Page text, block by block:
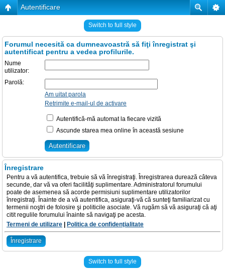
Autentificare
Switch to full style
Forumul necesită ca dumneavoastră să fiţi înregistrat şi
autentificat pentru a vedea profilurile.
Nume
utilizator:
Parolă:
Am uitat parola
Retrimite e-mail-ul de activare
Autentifică-mă automat la fiecare vizită
Ascunde starea mea online în această sesiune
Înregistrare
Pentru a vă autentifica, trebuie să vă înregistraţi. Înregistrarea durează câteva
secunde, dar vă va oferi facilităţi suplimentare. Administratorul forumului
poate de asemenea să acorde permisiuni suplimentare utilizatorilor
înregistraţi. Înainte de a vă autentifica, asiguraţi-vă că sunteţi familiarizat cu
termenii noştri de folosire şi politicile asociate. Vă rugăm să vă asiguraţi că aţi
citit regulile forumului înainte să navigaţi pe acesta.
Termeni de utilizare
Politica de confidenţialitate
Înregistrare
Switch to full style